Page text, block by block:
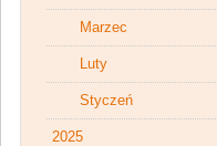
Marzec
Luty
Styczeń
2025